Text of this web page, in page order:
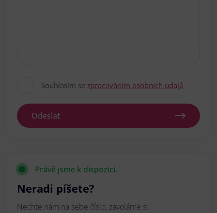
Souhlasím se zpracováním osobních údajů
Odeslat
Právě jsme k dispozici.
Neradi píšete?
Nechte nám na sebe číslo, zavoláme si.